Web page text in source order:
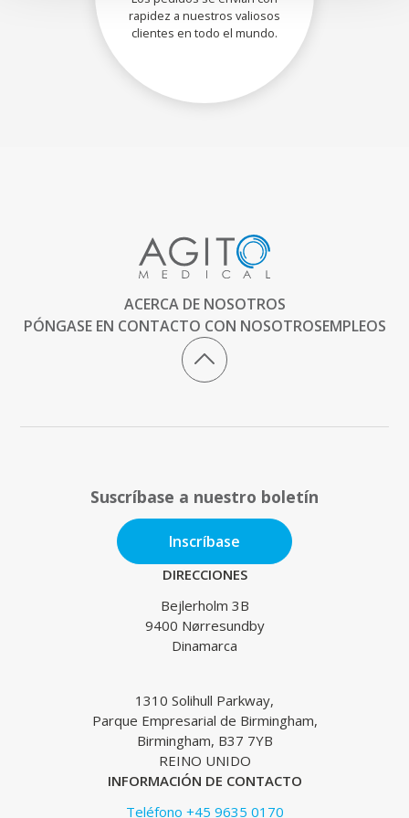
rapidez a nuestros valiosos
clientes en todo el mundo.
ACERCA DE NOSOTROS
PÓNGASE EN CONTACTO CON NOSOTROSEMPLEOS
Suscríbase a nuestro boletín
Inscríbase
DIRECCIONES
Bejlerholm 3B
9400 Nørresundby
Dinamarca
1310 Solihull Parkway,
Parque Empresarial de Birmingham,
Birmingham, B37 7YB
REINO UNIDO
INFORMACIÓN DE CONTACTO
Teléfono +45 9635 0170